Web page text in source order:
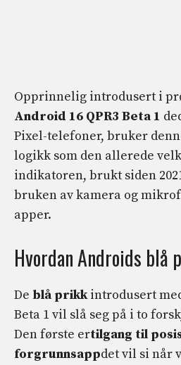
Opprinnelig introdusert i
Android 16 QPR3 Beta 1
Pixel-telefoner, bruker
logikk som den allerede
indikatoren, brukt siden
bruken av kamera og
apper.
Hvordan Androids blå
De blå prikkintrodusert
Beta 1 vil slå seg på i to
Den første ertilgang til
forgrunnsappdet vil si når